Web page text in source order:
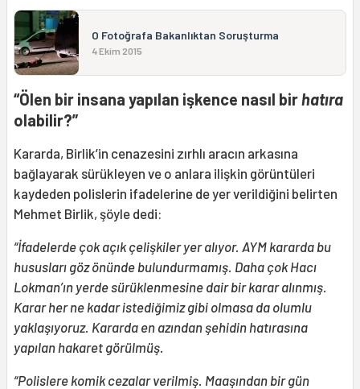
O Fotoğrafa Bakanlıktan Soruşturma
4 Ekim 2015
“Ölen bir insana yapılan işkence nasıl bir hatıra
olabilir?”
Kararda, Birlik’in cenazesini zırhlı aracın arkasına
bağlayarak sürükleyen ve o anlara ilişkin görüntüleri
kaydeden polislerin ifadelerine de yer verildiğini belirten
Mehmet Birlik, şöyle dedi:
“İfadelerde çok açık çelişkiler yer alıyor. AYM kararda bu
hususları göz önünde bulundurmamış. Daha çok Hacı
Lokman’ın yerde sürüklenmesine dair bir karar alınmış.
Karar her ne kadar istediğimiz gibi olmasa da olumlu
yaklaşıyoruz. Kararda en azından şehidin hatırasına
yapılan hakaret görülmüş.
“Polislere komik cezalar verilmiş. Maaşından bir gün